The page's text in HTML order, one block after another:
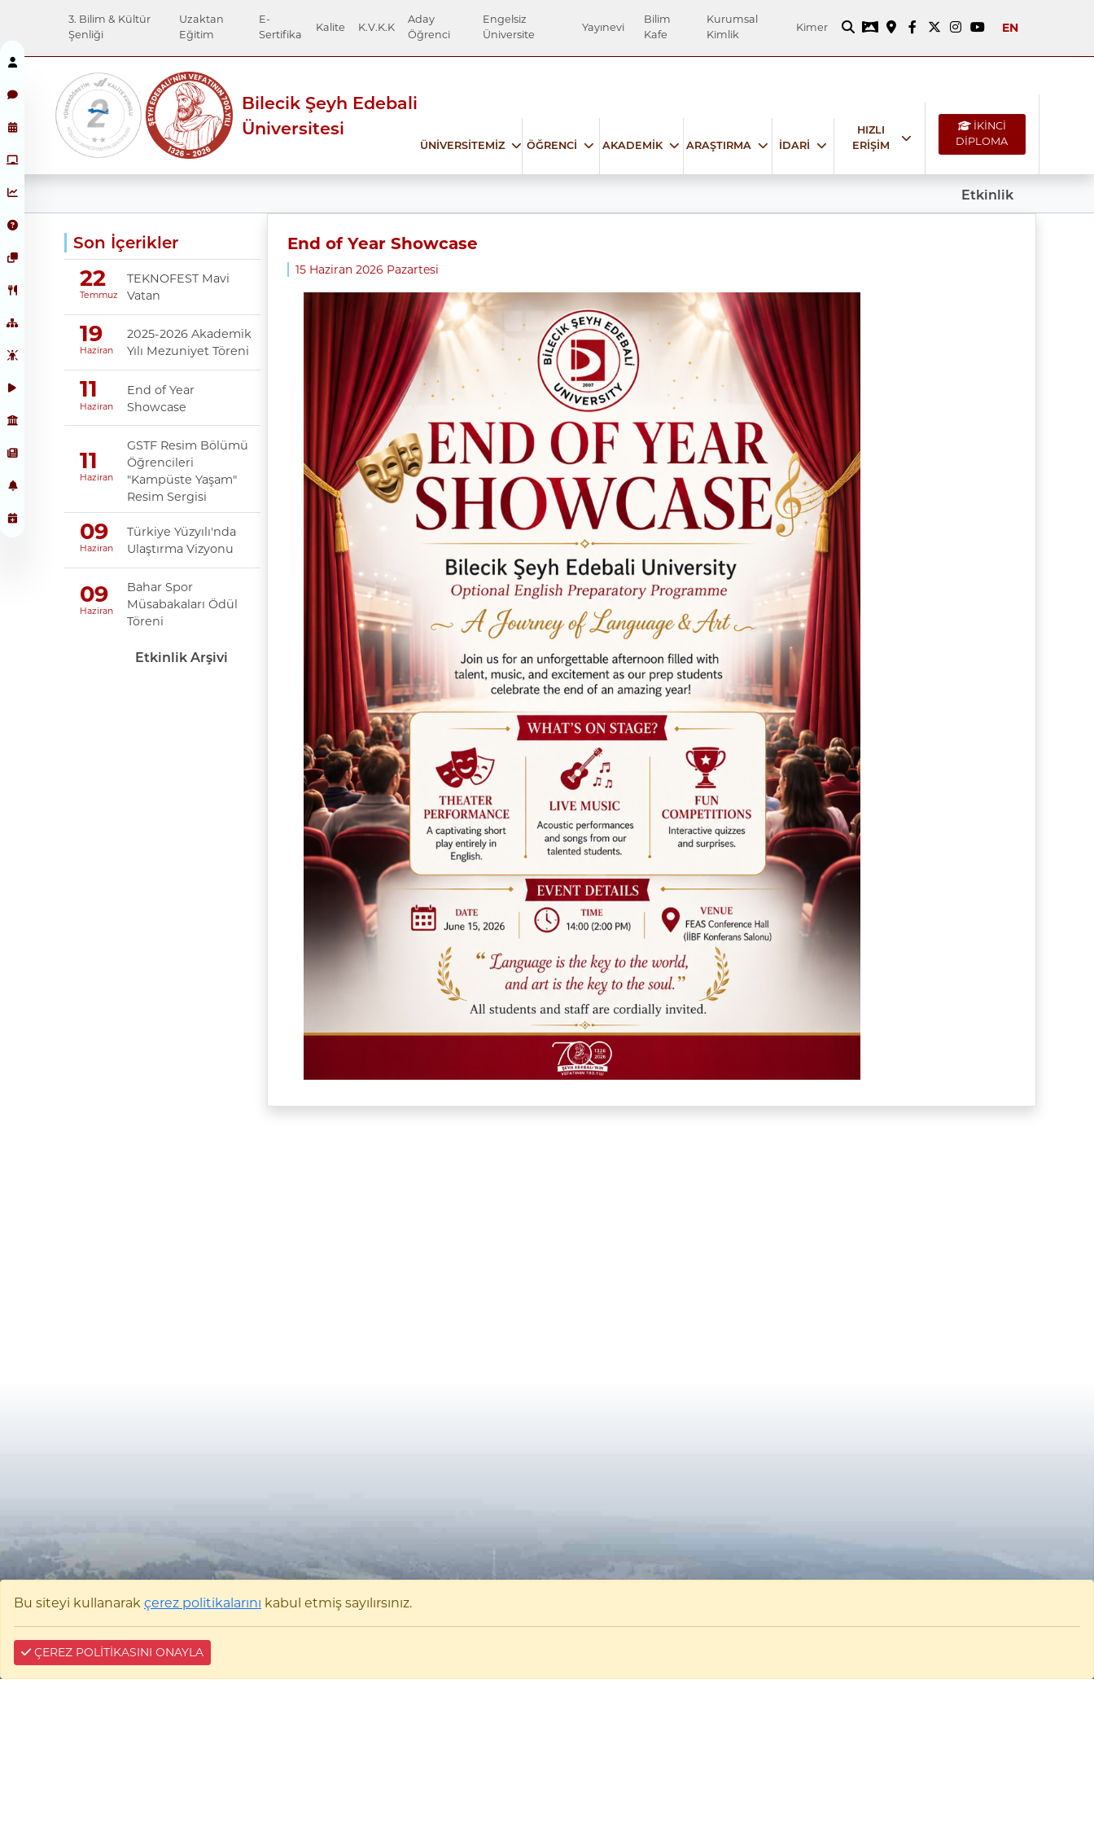
3. Bilim & Kültür
Şenliği
Uzaktan
Eğitim
E-
Sertifika
Kalite K.V.K.K
Aday
Öğrenci
Engelsiz
Üniversite
Yayınevi
Bilim
Kafe
Kurumsal
Kimlik
Kimer EN
Bilecik Şeyh Edebali
Üniversitesi
ÜNİVERSİTEMİZ ÖĞRENCİ AKADEMİK ARAŞTIRMA İDARİ
HIZLI
ERİŞİM
İKİNCİ
DİPLOMA
Etkinlik
Son İçerikler
22
Temmuz
TEKNOFEST Mavi
Vatan
19
Haziran
2025-2026 Akademik
Yılı Mezuniyet Töreni
11
Haziran
End of Year
Showcase
11
Haziran
GSTF Resim Bölümü
Öğrencileri
"Kampüste Yaşam"
Resim Sergisi
09
Haziran
Türkiye Yüzyılı'nda
Ulaştırma Vizyonu
09
Haziran
Bahar Spor
Müsabakaları Ödül
Töreni
Etkinlik Arşivi
End of Year Showcase
15 Haziran 2026 Pazartesi
Bu siteyi kullanarak çerez politikalarını kabul etmiş sayılırsınız.
ÇEREZ POLİTİKASINI ONAYLA